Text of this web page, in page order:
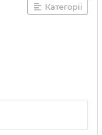
Категорії